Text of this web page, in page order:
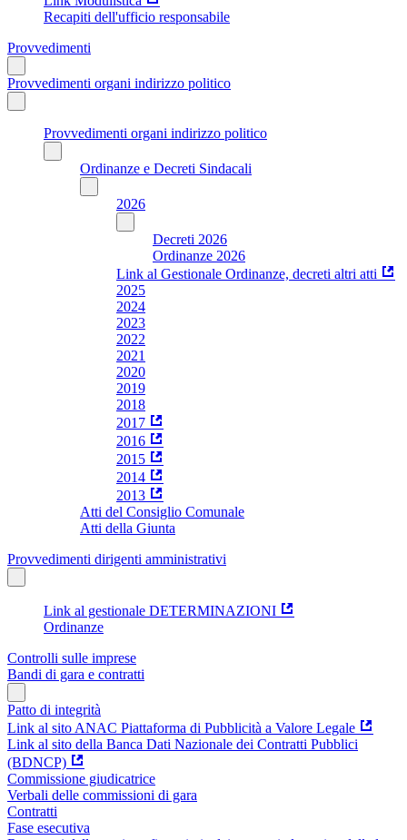
Recapiti dell'ufficio responsabile
Provvedimenti
Provvedimenti organi indirizzo politico
Provvedimenti organi indirizzo politico
Ordinanze e Decreti Sindacali
2026
Decreti 2026
Ordinanze 2026
Link al Gestionale Ordinanze, decreti altri atti
2025
2024
2023
2022
2021
2020
2019
2018
2017
2016
2015
2014
2013
Atti del Consiglio Comunale
Atti della Giunta
Provvedimenti dirigenti amministrativi
Link al gestionale DETERMINAZIONI
Ordinanze
Controlli sulle imprese
Bandi di gara e contratti
Patto di integrità
Link al sito ANAC Piattaforma di Pubblicità a Valore Legale
Link al sito della Banca Dati Nazionale dei Contratti Pubblici
(BDNCP)
Commissione giudicatrice
Verbali delle commissioni di gara
Contratti
Fase esecutiva